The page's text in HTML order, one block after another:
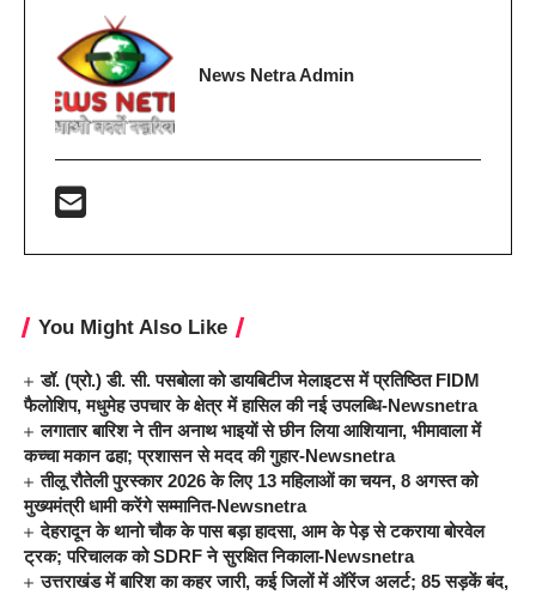
News Netra Admin
You Might Also Like
डॉ. (प्रो.) डी. सी. पसबोला को डायबिटीज मेलाइटस में प्रतिष्ठित FIDM
फैलोशिप, मधुमेह उपचार के क्षेत्र में हासिल की नई उपलब्धि-Newsnetra
लगातार बारिश ने तीन अनाथ भाइयों से छीन लिया आशियाना, भीमावाला में
कच्चा मकान ढहा; प्रशासन से मदद की गुहार-Newsnetra
तीलू रौतेली पुरस्कार 2026 के लिए 13 महिलाओं का चयन, 8 अगस्त को
मुख्यमंत्री धामी करेंगे सम्मानित-Newsnetra
देहरादून के थानो चौक के पास बड़ा हादसा, आम के पेड़ से टकराया बोरवेल
ट्रक; परिचालक को SDRF ने सुरक्षित निकाला-Newsnetra
उत्तराखंड में बारिश का कहर जारी, कई जिलों में ऑरेंज अलर्ट; 85 सड़कें बंद,